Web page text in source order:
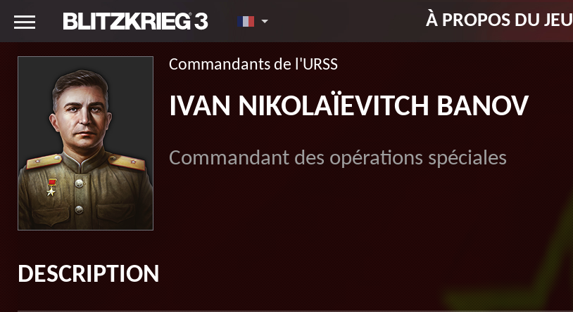
À PROPOS DU JEU
Commandants de l'URSS
IVAN NIKOLAÏEVITCH BANOV
Commandant des opérations spéciales
DESCRIPTION